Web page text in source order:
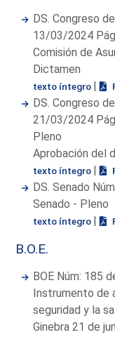
DS. Congreso
13/03/2024
Comisión de
Dictamen
texto íntegro |
DS. Congreso
21/03/2024
Pleno
Aprobación del
texto íntegro |
DS. Senado
Senado - Pleno
texto íntegro |
B.O.E.
BOE Núm: 185
Instrumento de
seguridad y la
Ginebra 21 de